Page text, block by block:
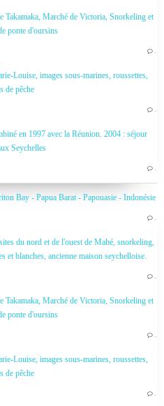
Takamaka, Marché de Victoria, Snorkeling et
ponte d'oursins
…
Louise, images sous-marines, roussettes,
de pêche
…
en 1997 avec la Réunion. 2004 : séjour
Seychelles
…
Bay - Papua Barat - Papouasie - Indonésie
…
du nord et de l'ouest de Mahé, snorkeling,
et blanches, ancienne maison seychelloise.
…
Takamaka, Marché de Victoria, Snorkeling et
ponte d'oursins
…
Louise, images sous-marines, roussettes,
de pêche
…